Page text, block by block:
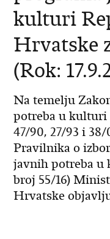
kulturi
Hrvatske
(Rok:
Na temelju
potreba u kulturi
47/90, 27/93 i 38/
Pravilnika o
javnih potreba u
broj 55/16)
Hrvatske